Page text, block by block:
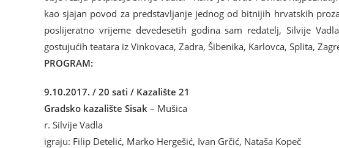
kao sjajan povod za predstavljanje jednog od bitnijih hrvatskih
poslijeratno vrijeme devedesetih godina sam redatelj, Silvije
gostujućih teatara iz Vinkovaca, Zadra, Šibenika, Karlovca, Splita,
PROGRAM:
9.10.2017. / 20 sati / Kazalište 21
Gradsko kazalište Sisak – Mušica
r. Silvije Vadla
igraju: Filip Detelić, Marko Hergešić, Ivan Grčić, Nataša Kopeč